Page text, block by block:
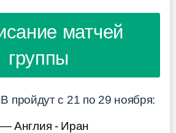
матчей
группы
пройдут с 21 по 29 ноября:
Англия - Иран